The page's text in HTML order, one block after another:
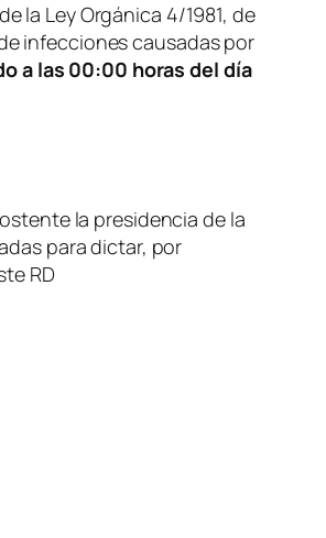
la Ley Orgánica 4/1981, de
infecciones causadas por
a las 00:00 horas del día
la presidencia de la
para dictar, por
RD